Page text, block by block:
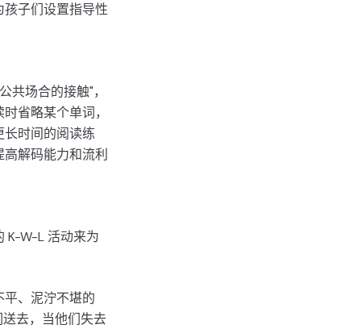
子们设置指导性
共场合的接触"，
省略某个单词，
时间的阅读练
解码能力和流利
K-W-L 活动来为
、泥泞不堪的
去，当他们失去